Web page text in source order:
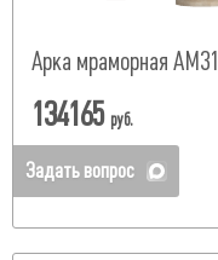
Арка мраморная АМ31
134165 руб.
Задать вопрос